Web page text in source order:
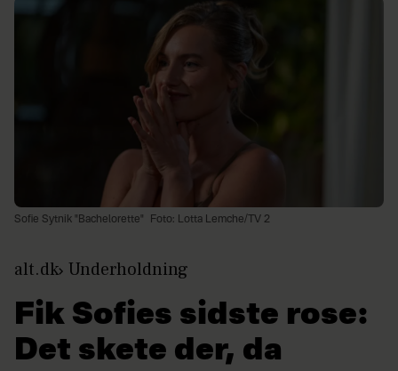
Sofie Sytnik "Bachelorette" Foto: Lotta Lemche/TV 2
alt.dk Underholdning
Fik Sofies sidste rose:
Det skete der, da